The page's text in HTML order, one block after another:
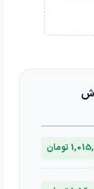
تومان